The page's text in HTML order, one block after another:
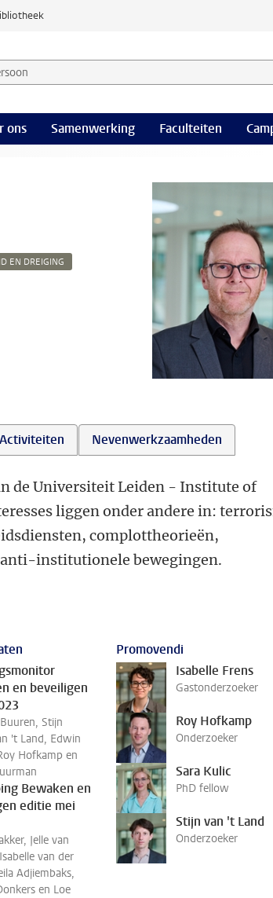
persoon en selecteer categorie
ons Samenwerking Faculteiten
EN DREIGING
Activiteiten Nevenwerkzaamheden
de Universiteit Leiden - Institute of
liggen onder andere in:
complottheorieën,
institutionele bewegingen.
en beveiligen
Stijn
't Land, Edwin
Hofkamp en
Bewaken en
editie mei
Jelle van
van der
Adjiembaks,
en Loe
Promovendi
Isabelle Frens
Gastonderzoeker
Roy Hofkamp
Onderzoeker
Sara Kulic
PhD fellow
Stijn van 't Land
Onderzoeker